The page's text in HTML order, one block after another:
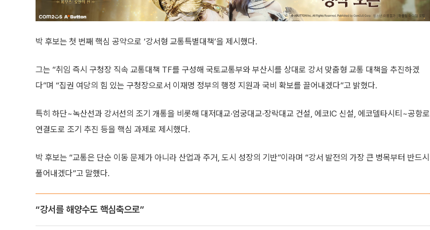
박 후보는 첫 번째 핵심 공약으로 ‘강서형 교통특별대책’을 제시했다.
그는 “취임 즉시 구청장 직속 교통대책 TF를 구성해 국토교통부와 부산시를 상대로 강서 맞춤형 교통 대책을 추진하겠
다”며 “집권 여당의 힘 있는 구청장으로서 이재명 정부의 행정 지원과 국비 확보를 끌어내겠다”고 밝혔다.
특히 하단~녹산선과 강서선의 조기 개통을 비롯해 대저대교·엄궁대교·장락대교 건설, 에코IC 신설, 에코델타시티~공항로
연결도로 조기 추진 등을 핵심 과제로 제시했다.
박 후보는 “교통은 단순 이동 문제가 아니라 산업과 주거, 도시 성장의 기반”이라며 “강서 발전의 가장 큰 병목부터 반드시
풀어내겠다”고 말했다.
“강서를 해양수도 핵심축으로”